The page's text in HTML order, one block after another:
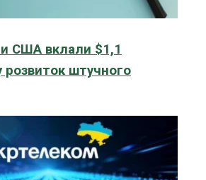
США вклали $1,1
розвиток штучного